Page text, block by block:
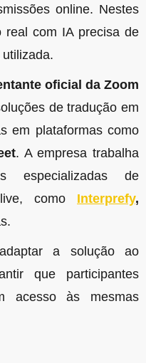
online. Nestes
real com IA precisa de
oficial da Zoom
de tradução em
em plataformas como
. A empresa trabalha
especializadas de
como Interprefy,
a solução ao
que participantes
acesso às mesmas